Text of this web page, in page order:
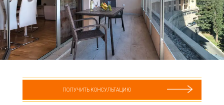
ПОЛУЧИТЬ КОНСУЛЬТАЦИЮ